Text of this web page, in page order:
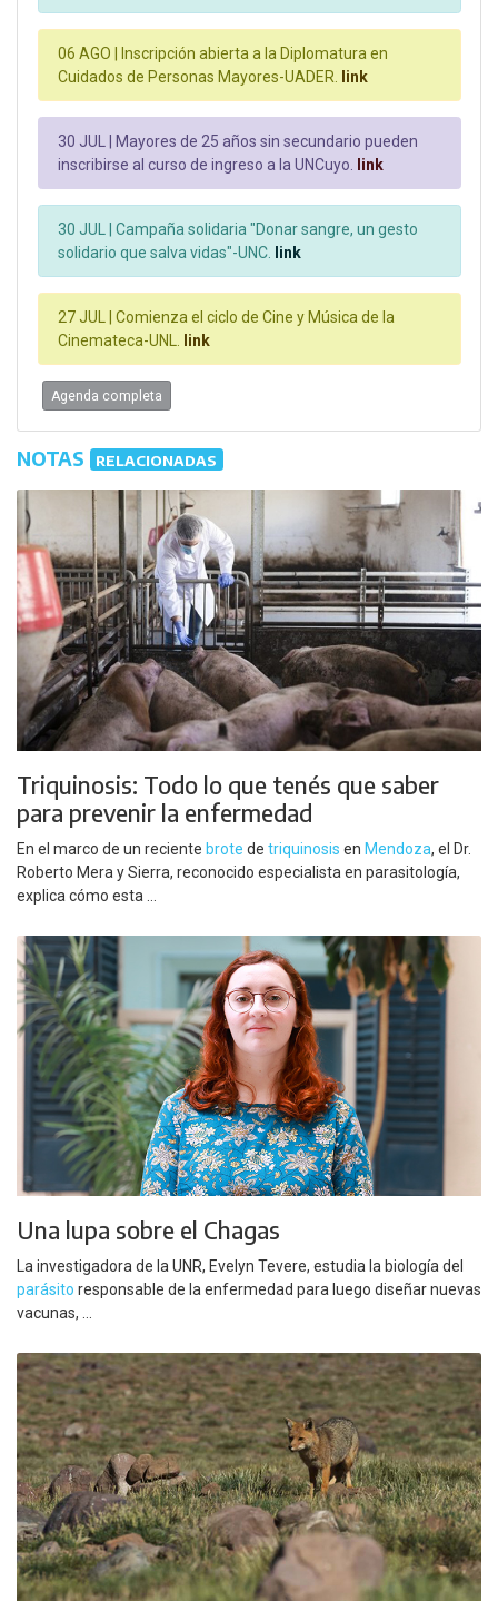
06 AGO | Inscripción abierta a la Diplomatura en
Cuidados de Personas Mayores-UADER. link
30 JUL | Mayores de 25 años sin secundario pueden
inscribirse al curso de ingreso a la UNCuyo. link
30 JUL | Campaña solidaria "Donar sangre, un gesto
solidario que salva vidas"-UNC. link
27 JUL | Comienza el ciclo de Cine y Música de la
Cinemateca-UNL.
link
Agenda completa
NOTAS RELACIONADAS
Triquinosis: Todo lo que tenés que saber
para prevenir la enfermedad
En el marco de un reciente brote de triquinosis en Mendoza, el Dr.
Roberto Mera y Sierra, reconocido especialista en parasitología,
explica cómo esta ...
Una lupa sobre el Chagas
La investigadora de la UNR, Evelyn Tevere, estudia la biología del
parásito responsable de la enfermedad para luego diseñar nuevas
vacunas, ...